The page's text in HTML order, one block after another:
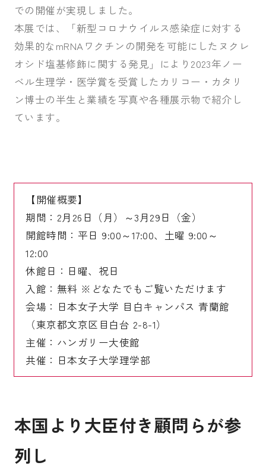
附属中学校
での開催が実現しました。
本展では、「新型コロナウイルス感染症に対する
効果的なmRNAワクチンの開発を可能にしたヌクレ
オシド塩基修飾に関する発見」により2023年ノー
ベル生理学・医学賞を受賞したカリコー・カタリ
ン博士の半生と業績を写真や各種展示物で紹介し
ています。
【開催概要】
期間：2月26日（月）～3月29日（金）
開館時間：平日 9:00～17:00、土曜 9:00～
12:00
休館日：日曜、祝日
入館：無料 ※どなたでもご覧いただけます
会場：日本女子大学 目白キャンパス 青蘭館
（東京都文京区目白台 2-8-1）
主催：ハンガリー大使館
共催：日本女子大学理学部
本国より大臣付き顧問らが参
列し